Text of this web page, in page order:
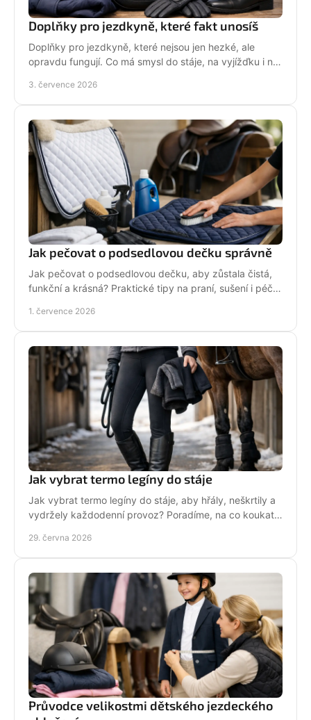
Doplňky pro jezdkyně, které fakt unosíš
Doplňky pro jezdkyně, které nejsou jen hezké, ale
opravdu fungují. Co má smysl do stáje, na vyjížďku i na
3. července 2026
Jak pečovat o podsedlovou dečku správně
Jak pečovat o podsedlovou dečku, aby zůstala čistá,
funkční a krásná? Praktické tipy na praní, sušení i péči
1. července 2026
Jak vybrat termo legíny do stáje
Jak vybrat termo legíny do stáje, aby hřály, neškrtily a
vydržely každodenní provoz? Poradíme, na co koukat
29. června 2026
Průvodce velikostmi dětského jezdeckého